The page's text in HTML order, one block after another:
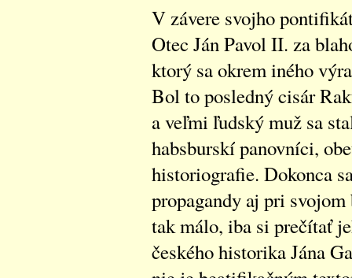
V závere svojho
Otec Ján Pavol II. za
ktorý sa okrem iného
Bol to posledný cisár
a veľmi ľudský muž sa
habsburskí panovníci,
historiografie. Dokonca
propagandy aj pri
tak málo, iba si prečítať
českého historika Jána